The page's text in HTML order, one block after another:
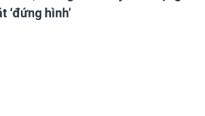
‘đứng hình’